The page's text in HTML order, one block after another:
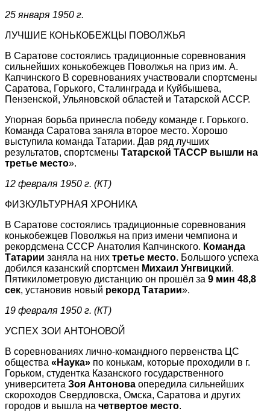
25 января 1950 г.
ЛУЧШИЕ КОНЬКОБЕЖЦЫ ПОВОЛЖЬЯ
В Саратове состоялись традиционные соревнования
сильнейших конькобежцев Поволжья на приз им. А.
Капчинского В соревнованиях участвовали спортсмены
Саратова, Горького, Сталинграда и Куйбышева,
Пензенской, Ульяновской областей и Татарской АССР.
Упорная борьба принесла победу команде г. Горького.
Команда Саратова заняла второе место. Хорошо
выступила команда Татарии. Дав ряд лучших
результатов, спортсмены Татарской ТАССР вышли на
третье место».
12 февраля 1950 г. (КТ)
ФИЗКУЛЬТУРНАЯ ХРОНИКА
В Саратове состоялись традиционные соревнования
конькобежцев Поволжья на приз имени чемпиона и
рекордсмена СССР Анатолия Капчинского. Команда
Татарии заняла на них третье место. Большого успеха
добился казанский спортсмен Михаил Унгвицкий.
Пятикилометровую дистанцию он прошёл за 9 мин 48,8
сек, установив новый рекорд Татарии».
19 февраля 1950 г. (КТ)
УСПЕХ ЗОИ АНТОНОВОЙ
В соревнованиях лично-командного первенства ЦС
общества «Наука» по конькам, которые проходили в г.
Горьком, студентка Казанского государственного
университета Зоя Антонова опередила сильнейших
скороходов Свердловска, Омска, Саратова и других
городов и вышла на четвертое место.